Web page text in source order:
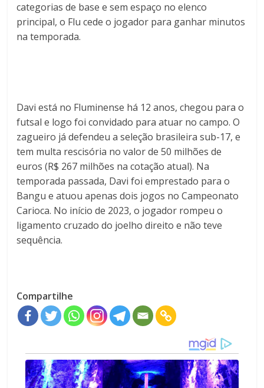
categorias de base e sem espaço no elenco
principal, o Flu cede o jogador para ganhar minutos
na temporada.
Davi está no Fluminense há 12 anos, chegou para o
futsal e logo foi convidado para atuar no campo. O
zagueiro já defendeu a seleção brasileira sub-17, e
tem multa rescisória no valor de 50 milhões de
euros (R$ 267 milhões na cotação atual). Na
temporada passada, Davi foi emprestado para o
Bangu e atuou apenas dois jogos no Campeonato
Carioca. No início de 2023, o jogador rompeu o
ligamento cruzado do joelho direito e não teve
sequência.
Compartilhe